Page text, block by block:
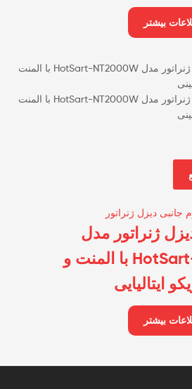
بیشتر
جانبی دیزل ژنراتور
ژنراتور مدل
HotSart-NT2000W با المنت و
ایتالیایی
بیشتر